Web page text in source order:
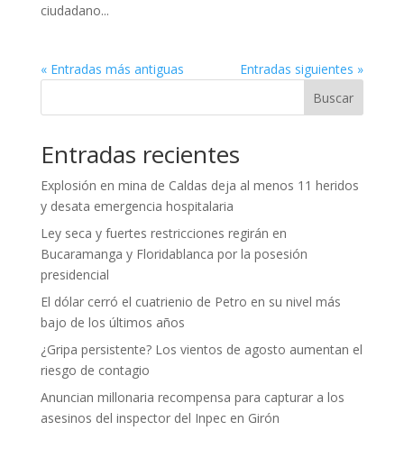
ciudadano...
« Entradas más antiguas
Entradas siguientes »
Buscar
Entradas recientes
Explosión en mina de Caldas deja al menos 11 heridos
y desata emergencia hospitalaria
Ley seca y fuertes restricciones regirán en
Bucaramanga y Floridablanca por la posesión
presidencial
El dólar cerró el cuatrienio de Petro en su nivel más
bajo de los últimos años
¿Gripa persistente? Los vientos de agosto aumentan el
riesgo de contagio
Anuncian millonaria recompensa para capturar a los
asesinos del inspector del Inpec en Girón